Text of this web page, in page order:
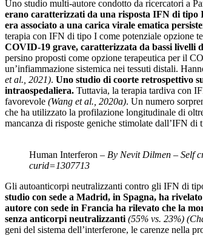
Uno studio multi-autore condotto da ricercatori a
erano caratterizzati da una risposta IFN di tipo
era associato a una carica virale ematica
terapia con IFN di tipo I come potenziale opzione
COVID-19 grave, caratterizzata da bassi livelli
persino proposti come opzione terapeutica per il
un’infiammazione sistemica nei tessuti distali.
et al., 2021). Uno studio di coorte retrospettivo
intraospedaliera. Tuttavia, la terapia tardiva con
favorevole (Wang et al., 2020a). Un numero
che ha utilizzato la profilazione longitudinale di
mancanza di risposte geniche stimolate dall’IFN
Human Interferon – By Nevit Dilmen – Self
curid=1307713
Gli autoanticorpi neutralizzanti contro gli IFN di
studio con sede a Madrid, in Spagna, ha
autore con sede in Francia ha rilevato che la
senza anticorpi neutralizzanti (55% vs. 23%)
geni del sistema dell’interferone, le carenze nella